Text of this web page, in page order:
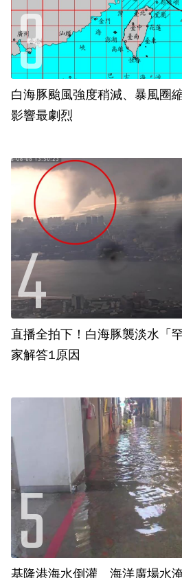
白海豚颱風強度稍減、暴風圈
影響最劇烈
直播全拍下！白海豚襲淡水「
家解答1原因
基隆港海水倒灌 海洋廣場水